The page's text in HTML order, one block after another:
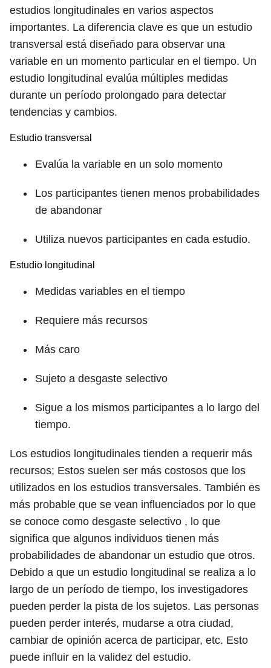
estudios longitudinales en varios aspectos
importantes. La diferencia clave es que un estudio
transversal está diseñado para observar una
variable en un momento particular en el tiempo. Un
estudio longitudinal evalúa múltiples medidas
durante un período prolongado para detectar
tendencias y cambios.
Estudio transversal
Evalúa la variable en un solo momento
Los participantes tienen menos probabilidades
de abandonar
Utiliza nuevos participantes en cada estudio.
Estudio longitudinal
Medidas variables en el tiempo
Requiere más recursos
Más caro
Sujeto a desgaste selectivo
Sigue a los mismos participantes a lo largo del
tiempo.
Los estudios longitudinales tienden a requerir más
recursos; Estos suelen ser más costosos que los
utilizados en los estudios transversales. También es
más probable que se vean influenciados por lo que
se conoce como desgaste selectivo , lo que
significa que algunos individuos tienen más
probabilidades de abandonar un estudio que otros.
Debido a que un estudio longitudinal se realiza a lo
largo de un período de tiempo, los investigadores
pueden perder la pista de los sujetos. Las personas
pueden perder interés, mudarse a otra ciudad,
cambiar de opinión acerca de participar, etc. Esto
puede influir en la validez del estudio.